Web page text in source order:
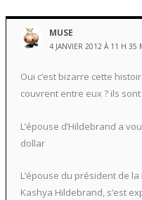
MUSE
4 JANVIER 2012 À 11 H 35
Oui c’est bizarre cette
couvrent entre eux ? ils
L’épouse d’Hildebrand a
dollar
L’épouse du président de
Kashya Hildebrand, s’est